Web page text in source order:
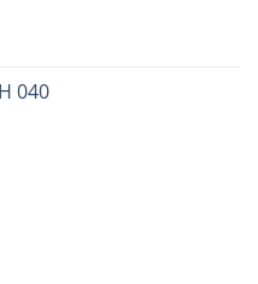
040